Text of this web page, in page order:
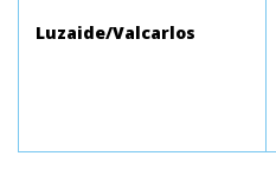
Luzaide/Valcarlos